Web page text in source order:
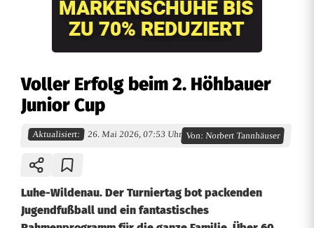
Voller Erfolg beim 2. Höhbauer
Junior Cup
Aktualisiert: 26. Mai 2026, 07:53 Uhr Von:Norbert Tannhäuser
Luhe-Wildenau. Der Turniertag bot packenden
Jugendfußball und ein fantastisches